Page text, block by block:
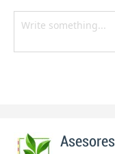
Asesores